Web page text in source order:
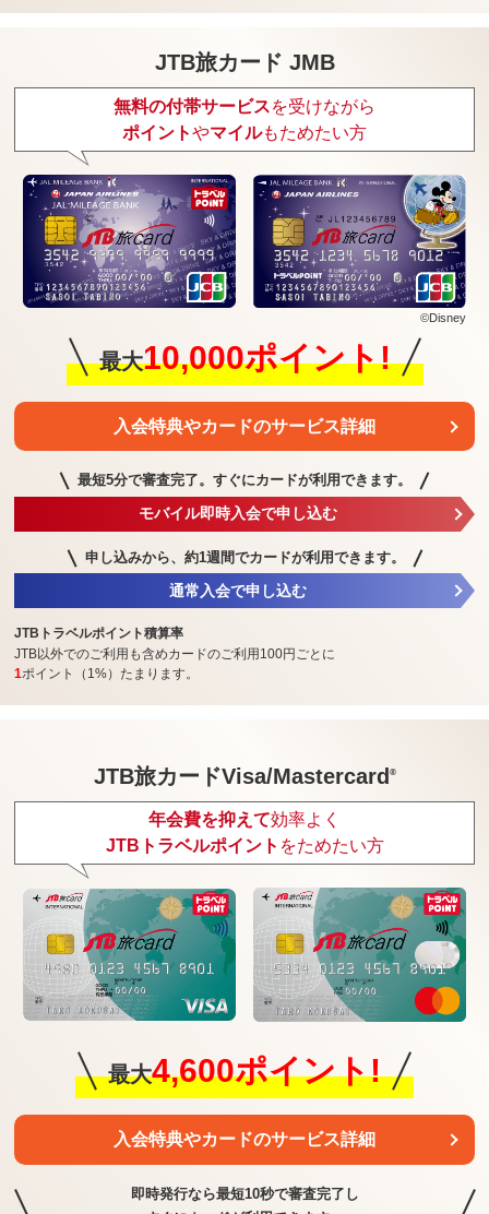
JTB旅カード JMB
無料の付帯サービスを受けながら
ポイントやマイルもためたい方
©Disney
最大10,000ポイント!
入会特典やカードのサービス詳細
最短5分で審査完了。 すぐにカードが利用できます。
モバイル即時入会で申し込む
申し込みから、約1週間でカードが利用できます。
通常入会で申し込む
JTBトラベルポイント積算率
JTB以外でのご利用も含めカードのご利用100円ごとに
1ポイント（1%）たまります。
JTB旅カードVisa/Mastercard ®
年会費を抑えて効率よく
JTBトラベルポイント をためたい方
最大4,600ポイント!
入会特典やカードのサービス詳細
即時発行なら最短10秒で審査完了し